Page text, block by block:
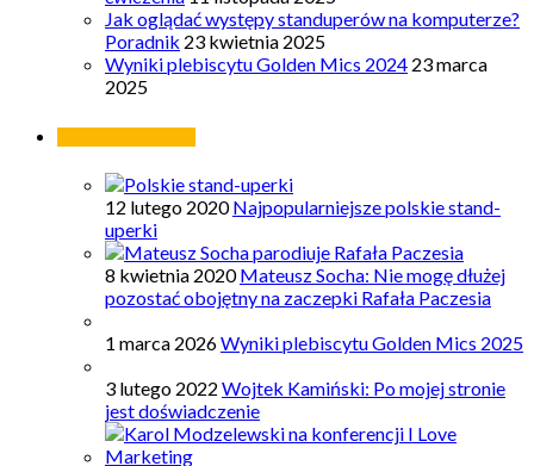
Jak oglądać występy standuperów na komputerze?
Poradnik 23 kwietnia 2025
Wyniki plebiscytu Golden Mics 2024 23 marca
2025
12 lutego 2020 Najpopularniejsze polskie stand-
uperki
8 kwietnia 2020 Mateusz Socha: Nie mogę dłużej
pozostać obojętny na zaczepki Rafała Paczesia
1 marca 2026Wyniki plebiscytu Golden Mics 2025
3 lutego 2022 Wojtek Kamiński: Po mojej stronie
jest doświadczenie